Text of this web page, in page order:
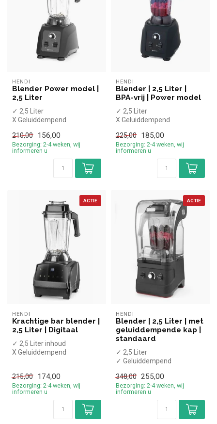
HENDI
Blender Power model |
2,5 Liter
✓ 2,5 Liter
X Geluiddempend
✓ Handmatige bediening
✓ Pulse f...
210,00 156,00
Bezorging: 2-4 weken, wij
informeren u
HENDI
Blender | 2,5 Liter |
BPA-vrij | Power model
✓ 2,5 Liter
X Geluiddempend
✓ Handmatige bediening
✓ Puls...
225,00 185,00
Bezorging: 2-4 weken, wij
informeren u
ACTIE
HENDI
Krachtige bar blender |
2,5 Liter | Digitaal
✓ 2,5 Liter inhoud
X Geluiddempend
✓ Pu...
215,00 174,00
Bezorging: 2-4 weken, wij
informeren u
ACTIE
HENDI
Blender | 2,5 Liter | met
geluiddempende kap |
standaard
✓ 2,5 Liter
✓ Geluiddempend
✓ Handmatige bediening
✓ Pulse f...
348,00 255,00
Bezorging: 2-4 weken, wij
informeren u